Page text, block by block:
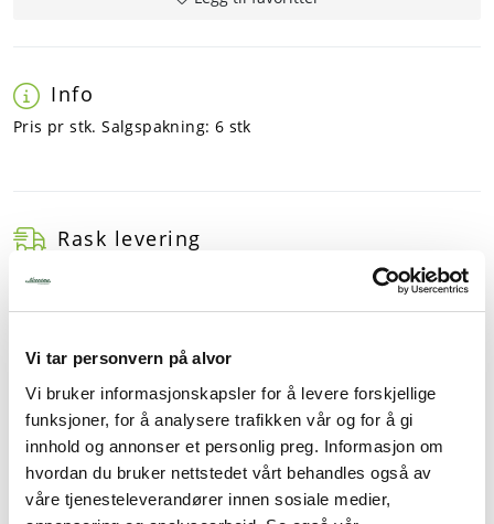
Vi tar personvern på alvor
Vi bruker informasjonskapsler for å levere forskjellige
funksjoner, for å analysere trafikken vår og for å gi
innhold og annonser et personlig preg. Informasjon om
hvordan du bruker nettstedet vårt behandles også av
våre tjenesteleverandører innen sosiale medier,
Beskrivelse
Spesifikasjoner
Info
Pris pr stk. Salgspakning: 6 stk
Rask levering
Dette produktet er på lager! Forsendelsen leveres normalt i